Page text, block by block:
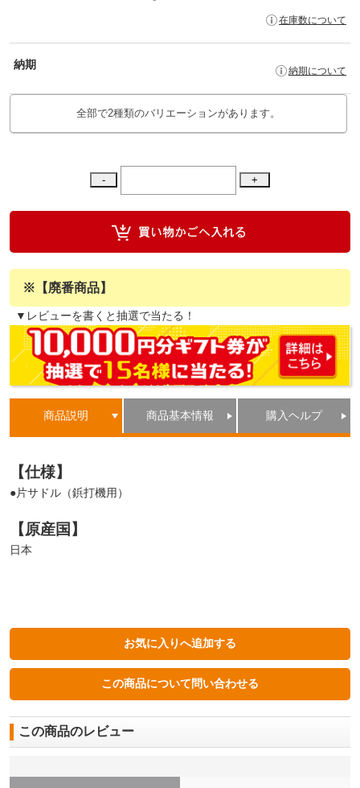
在庫数について
納期 納期について
全部で2種類のバリエーションがあります。
※【廃番商品】
▼レビューを書くと抽選で当たる！
商品説明 商品基本情報 購入ヘルプ
【仕様】
●片サドル（鋲打機用）
【原産国】
日本
この商品のレビュー